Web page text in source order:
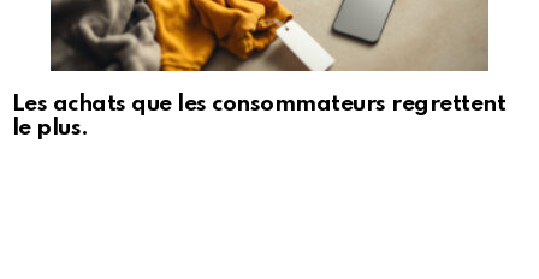
Les achats que les consommateurs regrettent
le plus.